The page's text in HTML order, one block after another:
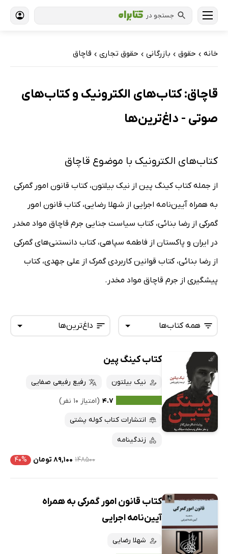
جستجو در
خانه › حقوق › بازرگانی › حقوق تجاری › قاچاق
قاچاق: کتاب‌های الکترونیک و کتاب‌های
صوتی - داغ‌ترین‌ها
کتاب‌های الکترونیک با موضوع قاچاق
از جمله کتاب کینگ پین از نیک بیلتون، کتاب قانون امور گمرکی
به همراه آیین‌نامه اجرایی از شهلا رضایی، کتاب قانون امور
گمرکی از رضا بنائی، کتاب سیاست جنایی جرم قاچاق مواد مخدر
در ایران و پاکستان از فاطمه سپاهی، کتاب دانستنی‌های گمرکی
از رضا بنائی، کتاب قوانین کاربردی گمرک از علی جهدی، کتاب
پیشگیری از جرم قاچاق مواد مخدر.
داغ‌ترین‌ها
داغ‌ترین‌ها
پرفروش‌ها
پربحث‌ها
همه کتاب‌ها
همه کتاب‌ها
کتاب‌های صوتی
کتاب‌های متنی
کتاب کینگ پین
نیک بیلتون
رفیع رفیعی صفایی
۴.۷ (امتیاز ۱۰ نفر)
انتشارات کتاب کوله پشتی
زندگینامه
۱۴۸۵۰۰ ۸۹,۱۰۰ تومان ۴۰%
کتاب قانون امور گمرکی به همراه
آیین‌نامه اجرایی
شهلا رضایی